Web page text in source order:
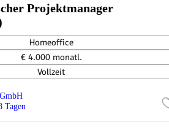
Projektmanager
Homeoffice
€ 4.000 monatl.
Vollzeit
Tagen